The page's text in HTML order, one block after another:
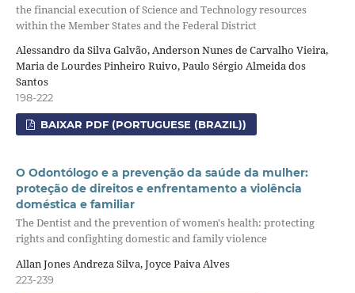
the financial execution of Science and Technology resources
within the Member States and the Federal District
Alessandro da Silva Galvão, Anderson Nunes de Carvalho Vieira,
Maria de Lourdes Pinheiro Ruivo, Paulo Sérgio Almeida dos
Santos
198-222
BAIXAR PDF (PORTUGUESE (BRAZIL))
O Odontólogo e a prevenção da saúde da mulher:
proteção de direitos e enfrentamento a violência
doméstica e familiar
The Dentist and the prevention of women's health: protecting
rights and confighting domestic and family violence
Allan Jones Andreza Silva, Joyce Paiva Alves
223-239